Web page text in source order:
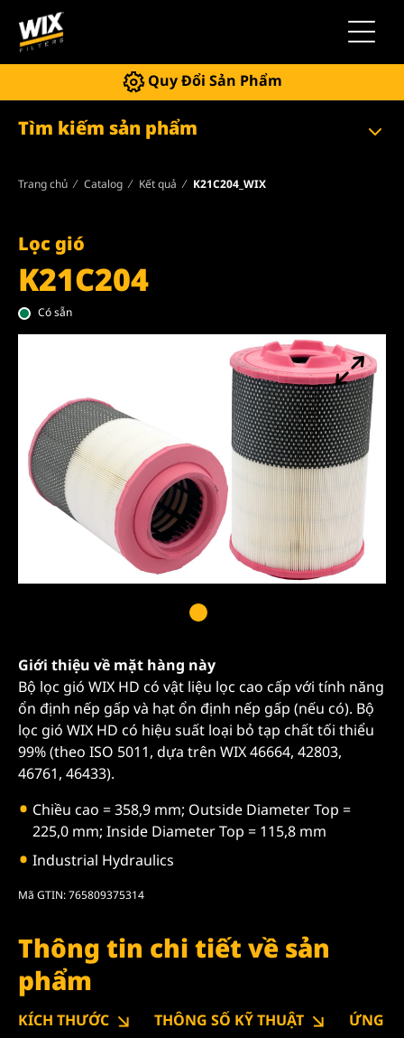
Quy Đổi Sản Phẩm
Tìm kiếm sản phẩm
Trang chủ Catalog Kết quả K21C204_WIX
Lọc gió
K21C204
Có sẵn
Giới thiệu về mặt hàng này
Bộ lọc gió WIX HD có vật liệu lọc cao cấp với tính năng
ổn định nếp gấp và hạt ổn định nếp gấp (nếu có). Bộ
lọc gió WIX HD có hiệu suất loại bỏ tạp chất tối thiểu
99% (theo ISO 5011, dựa trên WIX 46664, 42803,
46761, 46433).
Chiều cao = 358,9 mm; Outside Diameter Top =
225,0 mm; Inside Diameter Top = 115,8 mm
Industrial Hydraulics
Mã GTIN: 765809375314
Thông tin chi tiết về sản
phẩm
KÍCH THƯỚC THÔNG SỐ KỸ THUẬT ỨNG